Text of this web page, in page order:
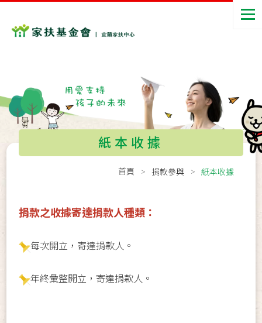
紙本收據
首頁 捐款參與 紙本收據
捐款之收據寄達捐款人種類：
每次開立，寄達捐款人。
年終彙整開立，寄達捐款人。